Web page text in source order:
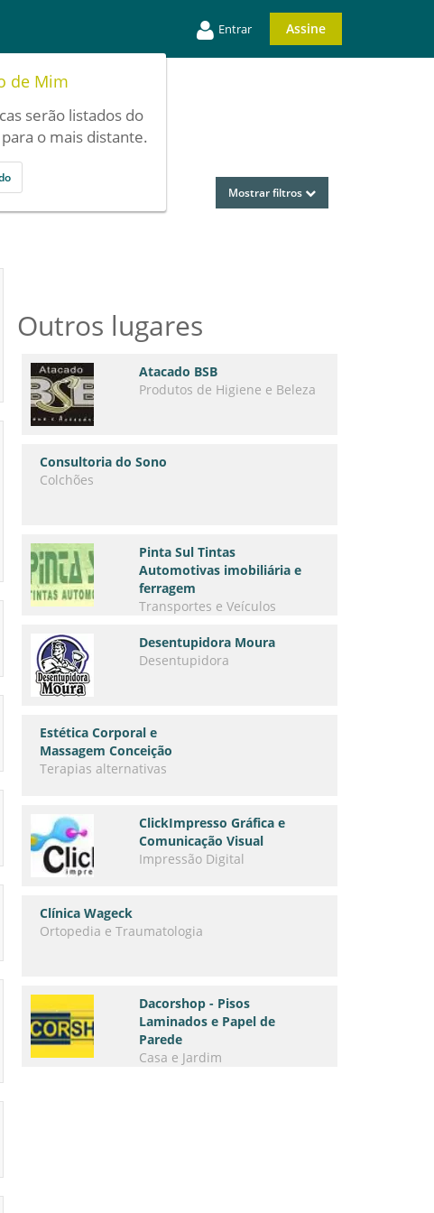
Entrar Assine
de Mim
serão listados do
o mais distante.
Mostrar filtros
Outros lugares
Atacado BSB
Produtos de Higiene e Beleza
Consultoria do Sono
Colchões
Pinta Sul Tintas
Automotivas imobiliária e
ferragem
Transportes e Veículos
Desentupidora Moura
Desentupidora
Estética Corporal e
Massagem Conceição
Terapias alternativas
ClickImpresso Gráfica e
Comunicação Visual
Impressão Digital
Clínica Wageck
Ortopedia e Traumatologia
Dacorshop - Pisos
Laminados e Papel de
Parede
Casa e Jardim